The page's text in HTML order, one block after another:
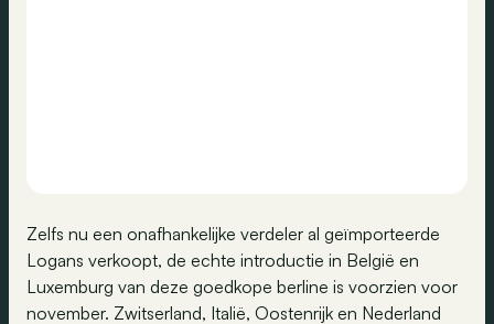
Zelfs nu een onafhankelijke verdeler al geïmporteerde
Logans verkoopt, de echte introductie in België en
Luxemburg van deze goedkope berline is voorzien voor
november. Zwitserland, Italië, Oostenrijk en Nederland